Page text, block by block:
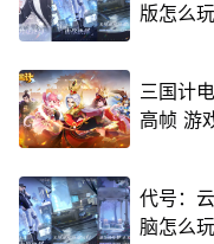
版怎么
三国计
高帧 游
代号：
脑怎么